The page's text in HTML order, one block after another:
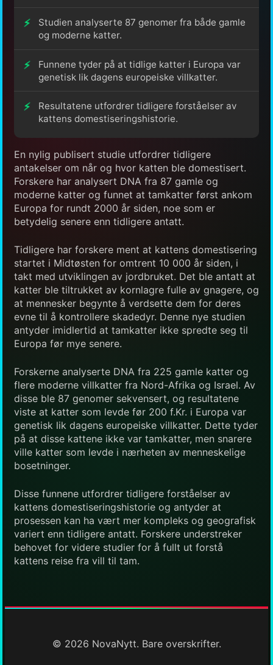
Studien analyserte 87 genomer fra både gamle
og moderne katter.
Funnene tyder på at tidlige katter i Europa var
genetisk lik dagens europeiske villkatter.
Resultatene utfordrer tidligere forståelser av
kattens domestiseringshistorie.
En nylig publisert studie utfordrer tidligere
antakelser om når og hvor katten ble domestisert.
Forskere har analysert DNA fra 87 gamle og
moderne katter og funnet at tamkatter først ankom
Europa for rundt 2000 år siden, noe som er
betydelig senere enn tidligere antatt.
Tidligere har forskere ment at kattens domestisering
startet i Midtøsten for omtrent 10 000 år siden, i
takt med utviklingen av jordbruket. Det ble antatt at
katter ble tiltrukket av kornlagre fulle av gnagere, og
at mennesker begynte å verdsette dem for deres
evne til å kontrollere skadedyr. Denne nye studien
antyder imidlertid at tamkatter ikke spredte seg til
Europa før mye senere.
Forskerne analyserte DNA fra 225 gamle katter og
flere moderne villkatter fra Nord-Afrika og Israel. Av
disse ble 87 genomer sekvensert, og resultatene
viste at katter som levde før 200 f.Kr. i Europa var
genetisk lik dagens europeiske villkatter. Dette tyder
på at disse kattene ikke var tamkatter, men snarere
ville katter som levde i nærheten av menneskelige
bosetninger.
Disse funnene utfordrer tidligere forståelser av
kattens domestiseringshistorie og antyder at
prosessen kan ha vært mer kompleks og geografisk
variert enn tidligere antatt. Forskere understreker
behovet for videre studier for å fullt ut forstå
kattens reise fra vill til tam.
© 2026 NovaNytt. Bare overskrifter.